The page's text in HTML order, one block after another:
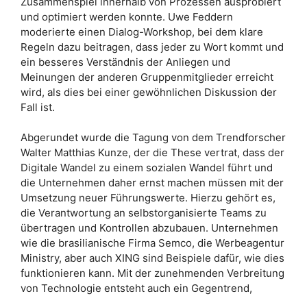
und optimiert werden konnte. Uwe Feddern
moderierte einen Dialog-Workshop, bei dem klare
Regeln dazu beitragen, dass jeder zu Wort kommt und
ein besseres Verständnis der Anliegen und
Meinungen der anderen Gruppenmitglieder erreicht
wird, als dies bei einer gewöhnlichen Diskussion der
Fall ist.
Abgerundet wurde die Tagung von dem Trendforscher
Walter Matthias Kunze, der die These vertrat, dass der
Digitale Wandel zu einem sozialen Wandel führt und
die Unternehmen daher ernst machen müssen mit der
Umsetzung neuer Führungswerte. Hierzu gehört es,
die Verantwortung an selbstorganisierte Teams zu
übertragen und Kontrollen abzubauen. Unternehmen
wie die brasilianische Firma Semco, die Werbeagentur
Ministry, aber auch XING sind Beispiele dafür, wie dies
funktionieren kann. Mit der zunehmenden Verbreitung
von Technologie entsteht auch ein Gegentrend,